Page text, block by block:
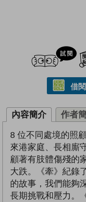
借
內容簡介 作者
8 位不同處境的照
來港家庭、長相廝
顧著有肢體傷殘的
大跌。《牽》紀錄
的故事，我們能夠
長期挑戰和壓力。